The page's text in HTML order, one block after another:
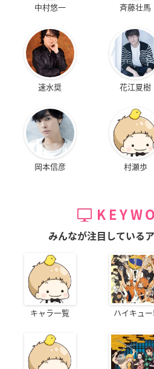
中村悠一 斉藤壮馬
速水奨 花江夏樹
岡本信彦 村瀬歩
みんなが注目している
キャラ一覧 ハイキュ